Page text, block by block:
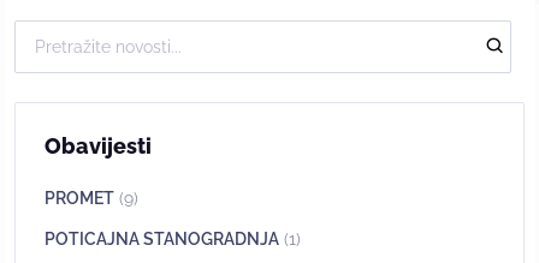
Obavijesti
PROMET (9)
POTICAJNA STANOGRADNJA (1)